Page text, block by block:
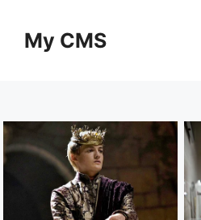
contentMy CMS